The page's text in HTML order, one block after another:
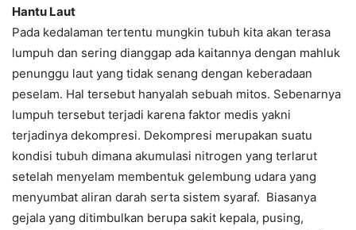
Hantu Laut
Pada kedalaman tertentu mungkin tubuh kita akan terasa
lumpuh dan sering dianggap ada kaitannya dengan mahluk
penunggu laut yang tidak senang dengan keberadaan
peselam. Hal tersebut hanyalah sebuah mitos. Sebenarnya
lumpuh tersebut terjadi karena faktor medis yakni
terjadinya dekompresi. Dekompresi merupakan suatu
kondisi tubuh dimana akumulasi nitrogen yang terlarut
setelah menyelam membentuk gelembung udara yang
menyumbat aliran darah serta sistem syaraf. Biasanya
gejala yang ditimbulkan berupa sakit kepala, pusing,